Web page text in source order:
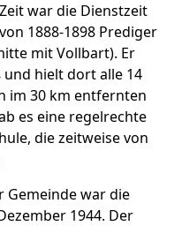
war die Dienstzeit
1888-1898 Prediger
mit Vollbart). Er
und hielt dort alle 14
im 30 km entfernten
es eine regelrechte
die zeitweise von
Gemeinde war die
1944. Der